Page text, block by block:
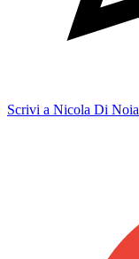
Scrivi a Nicola Di Noia